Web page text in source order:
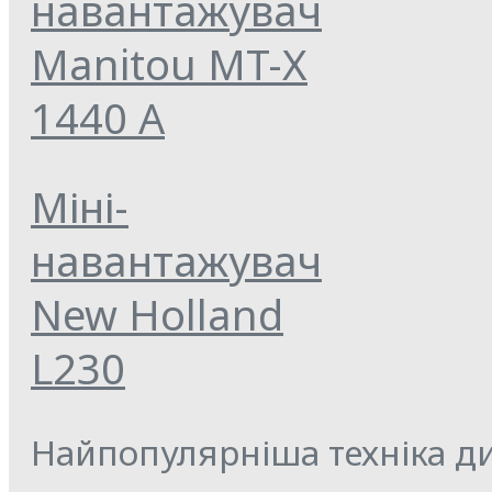
Manitou MT-Х
1440 A
Міні-
навантажувач
New Holland
L230
Найпопулярніша техніка